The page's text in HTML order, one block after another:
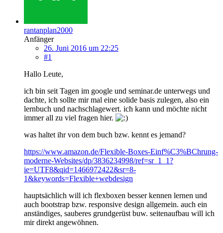
rantanplan2000
Anfänger
26. Juni 2016 um 22:25
#1
Hallo Leute,
ich bin seit Tagen im google und seminar.de unterwegs und
dachte, ich sollte mir mal eine solide basis zulegen, also ein
lernbuch und nachschlagewert. ich kann und möchte nicht
immer all zu viel fragen hier.
was haltet ihr von dem buch bzw. kennt es jemand?
https://www.amazon.de/Flexible-Boxes-Einf%C3%BChrung-
moderne-Websites/dp/3836234998/ref=sr_1_1?
ie=UTF8&qid=1466972422&sr=8-
1&keywords=Flexible+webdesign
hauptsächlich will ich flexboxen besser kennen lernen und
auch bootstrap bzw. responsive design allgemein. auch ein
anständiges, sauberes grundgerüst buw. seitenaufbau will ich
mir direkt angewöhnen.